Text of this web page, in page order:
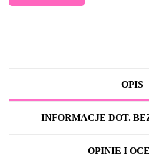
OPIS
INFORMACJE DOT.
OPINIE I